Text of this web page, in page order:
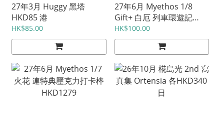
27年3月 Huggy 黑塔
HKD85 港
HK$85.00
27年6月 Myethos 1/8
Gift+ 白厄 列車環遊記
Ver. HKD359
HK$100.00